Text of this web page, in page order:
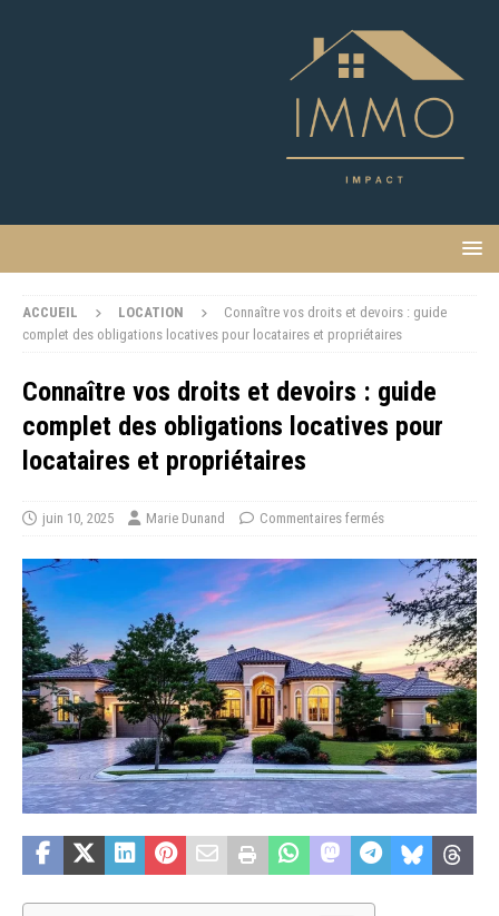
ACCUEIL LOCATION
Connaître vos droits et devoirs : guide
complet des obligations locatives pour locataires et propriétaires
Connaître vos droits et devoirs : guide
complet des obligations locatives pour
locataires et propriétaires
juin 10, 2025 Marie Dunand Commentaires fermés